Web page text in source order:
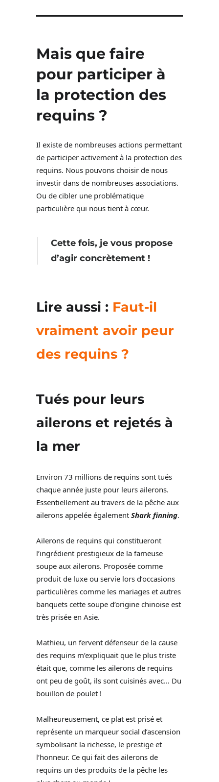
Mais que faire
pour participer à
la protection des
requins ?
Il existe de nombreuses actions permettant
de participer activement à la protection des
requins. Nous pouvons choisir de nous
investir dans de nombreuses associations.
Ou de cibler une problématique
particulière qui nous tient à cœur.
Cette fois, je vous propose
d’agir concrètement !
Lire aussi : Faut-il
vraiment avoir peur
des requins ?
Tués pour leurs
ailerons et rejetés à
la mer
Environ 73 millions de requins sont tués
chaque année juste pour leurs ailerons.
Essentiellement au travers de la pêche aux
ailerons appelée également Shark finning.
Ailerons de requins qui constitueront
l’ingrédient prestigieux de la fameuse
soupe aux ailerons. Proposée comme
produit de luxe ou servie lors d’occasions
particulières comme les mariages et autres
banquets cette soupe d’origine chinoise est
très prisée en Asie.
Mathieu, un fervent défenseur de la cause
des requins m’expliquait que le plus triste
était que, comme les ailerons de requins
ont peu de goût, ils sont cuisinés avec… Du
bouillon de poulet !
Malheureusement, ce plat est prisé et
représente un marqueur social d’ascension
symbolisant la richesse, le prestige et
l’honneur. Ce qui fait des ailerons de
requins un des produits de la pêche les